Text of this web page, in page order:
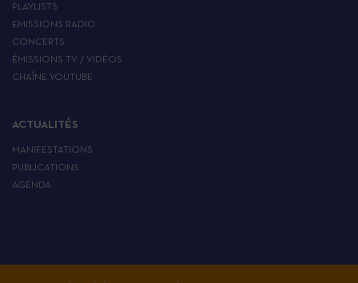
PLAYLISTS
EMISSIONS RADIO
CONCERTS
ÉMISSIONS TV / VIDÉOS
CHAÎNE YOUTUBE
ACTUALITÉS
MANIFESTATIONS
PUBLICATIONS
AGENDA